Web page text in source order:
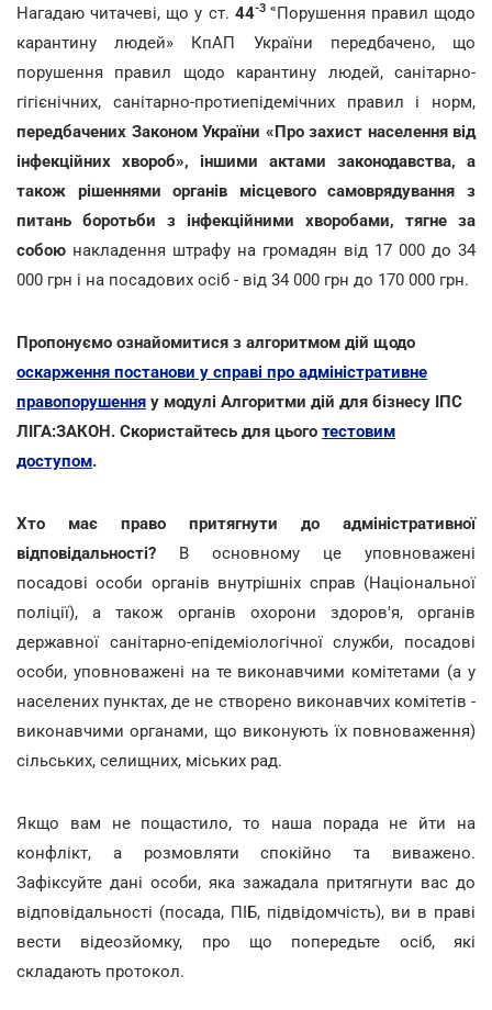
Нагадаю читачеві, що у ст. 44-3 «Порушення правил щодо
карантину людей» КпАП України передбачено, що
порушення правил щодо карантину людей, санітарно-
гігієнічних, санітарно-протиепідемічних правил і норм,
передбачених Законом України «Про захист населення від
інфекційних хвороб», іншими актами законодавства, а
також рішеннями органів місцевого самоврядування з
питань боротьби з інфекційними хворобами, тягне за
собою накладення штрафу на громадян від 17 000 до 34
000 грн і на посадових осіб - від 34 000 грн до 170 000 грн.
Пропонуємо ознайомитися з алгоритмом дій щодо
оскарження постанови у справі про адміністративне
правопорушення у модулі Алгоритми дій для бізнесу ІПС
ЛІГА:ЗАКОН. Скористайтесь для цього тестовим
доступом.
Хто має право притягнути до адміністративної
відповідальності? В основному це уповноважені
посадові особи органів внутрішніх справ (Національної
поліції), а також органів охорони здоров'я, органів
державної санітарно-епідеміологічної служби, посадові
особи, уповноважені на те виконавчими комітетами (а у
населених пунктах, де не створено виконавчих комітетів -
виконавчими органами, що виконують їх повноваження)
сільських, селищних, міських рад.
Якщо вам не пощастило, то наша порада не йти на
конфлікт, а розмовляти спокійно та виважено.
Зафіксуйте дані особи, яка зажадала притягнути вас до
відповідальності (посада, ПІБ, підвідомчість), ви в праві
вести відеозйомку, про що попередьте осіб, які
складають протокол.